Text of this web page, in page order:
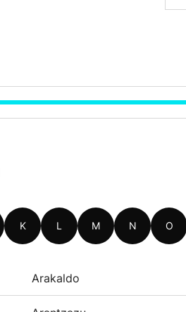
K L M N O
Arakaldo